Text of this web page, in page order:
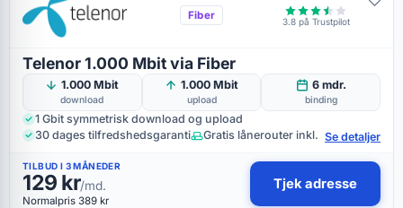
Fiber 3.8 på Trustpilot
Telenor 1.000 Mbit via Fiber
1.000 Mbit
download
1.000 Mbit
upload
6 mdr.
binding
1 Gbit symmetrisk download og upload
30 dages tilfredshedsgaranti
Gratis lånerouter inkl. Se detaljer
TILBUD I 3 MÅNEDER
129 kr/md.
Normalpris 389 kr
Tjek adresse